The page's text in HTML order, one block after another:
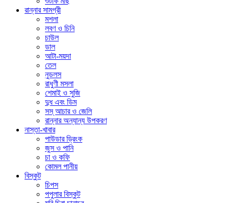
রান্নার সামগ্রী
মশলা
লবণ ও চিনি
চাউল
ডাল
আটা-ময়দা
তেল
নুডলস
রাধুণী মসলা
শেমাই ও সুজি
দুধ এবং ডিম
সস্ আচার ও জেলি
রান্নার অন্যান্য উপকরণ
নাস্তা-খাবার
পাউডার ড্রিংক
জুস ও পানি
চা ও কফি
কোমল পানীয়
বিস্কুট
চিপস
পপুলার বিস্কুট